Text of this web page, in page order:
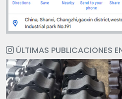
ÚLTIMAS PUBLICACIONES